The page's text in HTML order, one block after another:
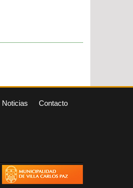
Noticias Contacto